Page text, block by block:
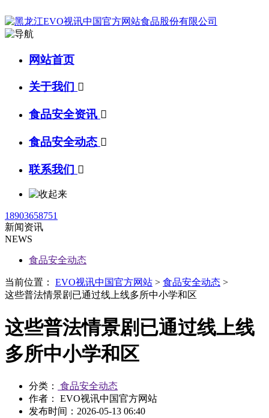
网站首页
关于我们 
食品安全资讯 
食品安全动态 
联系我们 
18903658751
新闻资讯
NEWS
食品安全动态
当前位置： EVO视讯中国官方网站 > 食品安全动态 >
这些普法情景剧已通过线上线多所中小学和区
这些普法情景剧已通过线上线
多所中小学和区
分类：
食品安全动态
作者： EVO视讯中国官方网站
发布时间： 2026-05-13 06:40